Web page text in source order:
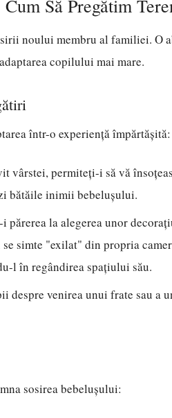
Să Pregătim
noului membru al familiei. O
copilului mai mare.
într-o experiență împărtășită:
vârstei, permiteți-i să vă
bătăile inimii bebelușului.
părerea la alegerea unor
simte "exilat" din propria
l în regândirea spațiului său.
despre venirea unui frate sau a
sosirea bebelușului: